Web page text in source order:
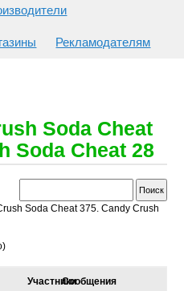
Рекламодателям
Soda Cheat
Soda Cheat 28
Soda Cheat 375. Candy Crush
УчастникиСообщения